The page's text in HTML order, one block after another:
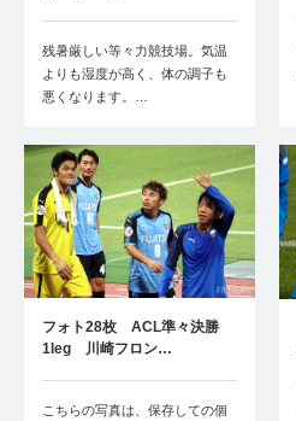
残暑厳しい等々力競技場。気温
よりも湿度が高く、体の調子も
悪くなります。…
フォト28枚 ACL準々決勝
1leg 川崎フロン…
こちらの写真は、保存しての個